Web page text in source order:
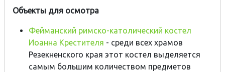
Объекты для осмотра
Фейманский римско-католический костел
Иоанна Крестителя - cреди всех храмов
Резекненского края этот костел выделяется
самым большим количеством предметов